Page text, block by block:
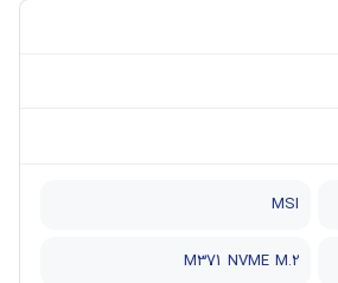
MSI
M371 NVME M.2